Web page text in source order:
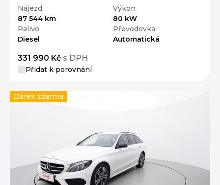
Nájezd
87 544 km
Výkon
80 kW
Palivo
Diesel
Převodovka
Automatická
331 990 Kč s DPH
Přidat k porovnání
Dárek zdarma